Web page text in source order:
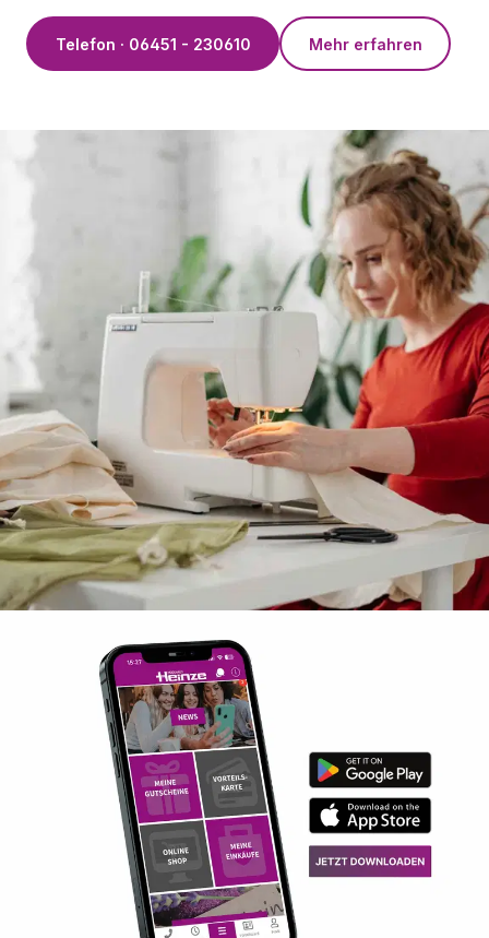
Telefon · 06451 - 230610 Mehr erfahren